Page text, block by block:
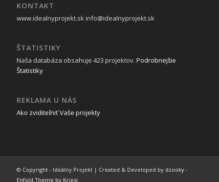
KONTAKT
www.idealnyprojekt.skinfo@idealnyprojekt.sk
ŠTATISTIKY
Naša databáza obsahuje 423 projektov. Podrobnejšie
Štatistiky
REKLAMA U NÁS
Ako zviditeľniť Vaše projekty
© Copyright - Ideálny Projekt | Created & Developed by dzooky-
Enfold Theme by Kriesi